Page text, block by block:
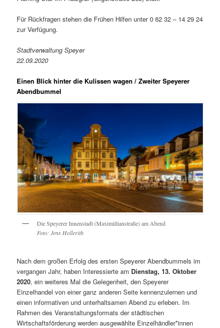
Für Rückfragen stehen die Frühen Hilfen unter 0 62 32 – 14 29 24
zur Verfügung.
Stadtverwaltung Speyer
22.09.2020
Einen Blick hinter die Kulissen wagen / Zweiter Speyerer
Abendbummel
Die Speyerer Innenstadt (Maximillianstraße) am Abend
Foto: Jens Hollerith
Nach dem großen Erfolg des ersten Speyerer Abendbummels im
vergangen Jahr, haben Interessierte am Dienstag, 13. Oktober
2020, ein weiteres Mal die Gelegenheit, den Speyerer
Einzelhandel von einer ganz anderen Seite kennenzulernen und
einen informativen und unterhaltsamen Abend zu erleben. Im
Rahmen des Veranstaltungsformats der städtischen
Wirtschaftsförderung werden ausgewählte Einzelhändler*innen